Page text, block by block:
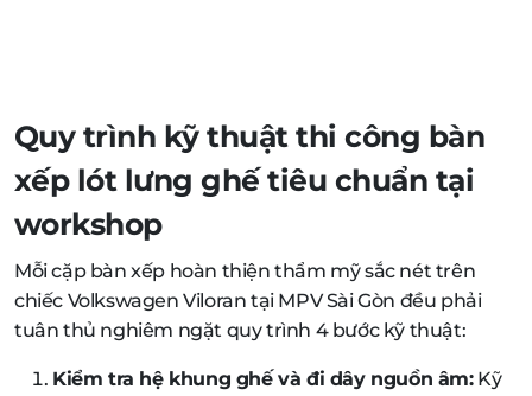
Quy trình kỹ thuật thi công bàn
xếp lót lưng ghế tiêu chuẩn tại
workshop
Mỗi cặp bàn xếp hoàn thiện thẩm mỹ sắc nét trên
chiếc Volkswagen Viloran tại MPV Sài Gòn đều phải
tuân thủ nghiêm ngặt quy trình 4 bước kỹ thuật:
Kiểm tra hệ khung ghế và đi dây nguồn âm:Kỹ